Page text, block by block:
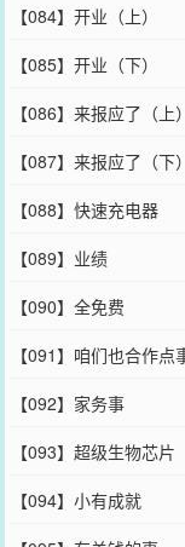
【084】开业（上）
【085】开业（下）
【086】来报应了（上）
【087】来报应了（下）
【088】快速充电器
【089】业绩
【090】全免费
【091】咱们也合作点
【092】家务事
【093】超级生物芯片
【094】小有成就